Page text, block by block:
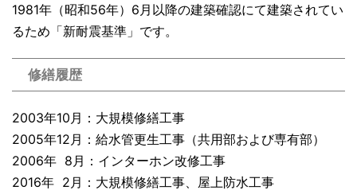
1981年（昭和56年）6月以降の建築確認にて建築されてい
るため「新耐震基準」です。
修繕履歴
2003年10月：大規模修繕工事
2005年12月：給水管更生工事（共用部および専有部）
2006年 8月：インターホン改修工事
2016年 2月：大規模修繕工事、屋上防水工事